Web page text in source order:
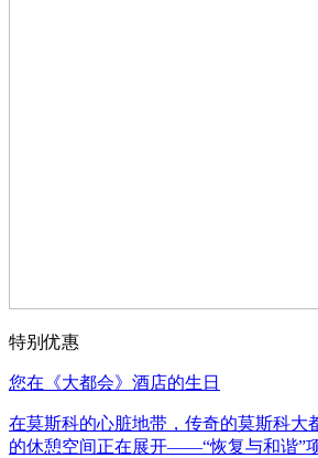
特别优惠
您在《大都会》酒店的生日
在莫斯科的心脏地带，传奇的莫斯科大
的休憩空间正在展开——“恢复与和谐”项